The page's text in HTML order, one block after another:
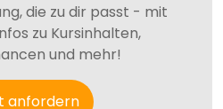
die zu dir passt - mit
zu Kursinhalten,
und mehr!
anfordern